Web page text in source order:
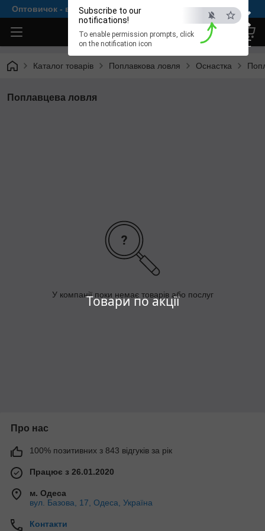
×
ESC
Товари по акції
Subscribe to our
notifications!
To enable permission prompts, click
on the notification icon
Оптовичок - все для комфортної рибалки
Каталог товарів Поплавкова ловля Оснастка
Поплавцева ловля
У компанії поки немає товарів або послуг
Про нас
100% позитивних з 843 відгуків за рік
Працює з 26.01.2020
м. Одеса
вул. Базова, 17, Одеса, Україна
Контакти